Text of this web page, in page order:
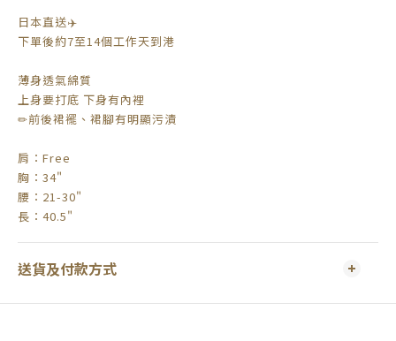
日本直送✈️
下單後約7至14個工作天到港
薄身透氣綿質
上身要打底 下身有內裡
✏前後裙襬、裙腳有明顯污漬
肩：Free
胸：34"
腰：21-30"
長：40.5"
送貨及付款方式